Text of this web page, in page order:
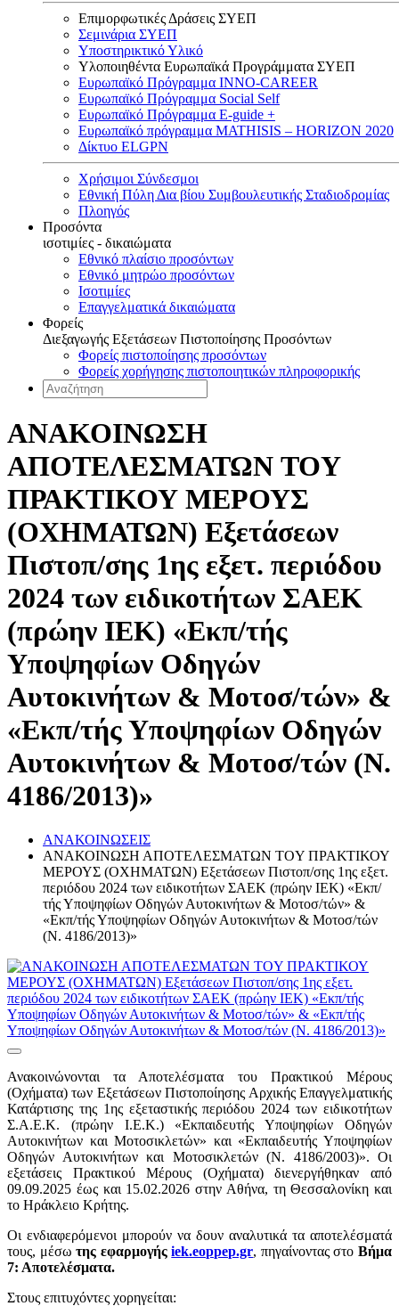
Επιμορφωτικές Δράσεις ΣΥΕΠ
Σεμινάρια ΣΥΕΠ
Υποστηρικτικό Υλικό
Υλοποιηθέντα Ευρωπαϊκά Προγράμματα ΣΥΕΠ
Ευρωπαϊκό Πρόγραμμα INNO-CAREER
Ευρωπαϊκό Πρόγραμμα Social Self
Ευρωπαϊκό Πρόγραμμα E-guide +
Ευρωπαϊκό πρόγραμμα MATHISIS – HORIZON 2020
Δίκτυο ELGPN
Χρήσιμοι Σύνδεσμοι
Εθνική Πύλη Δια βίου Συμβουλευτικής Σταδιοδρομίας
Πλοηγός
Προσόντα
ισοτιμίες - δικαιώματα
Εθνικό πλαίσιο προσόντων
Εθνικό μητρώο προσόντων
Ισοτιμίες
Επαγγελματικά δικαιώματα
Φορείς
Διεξαγωγής Εξετάσεων Πιστοποίησης Προσόντων
Φορείς πιστοποίησης προσόντων
Φορείς χορήγησης πιστοποιητικών πληροφορικής
ΑΝΑΚΟΙΝΩΣΗ
ΑΠΟΤΕΛΕΣΜΑΤΩΝ TOY
ΠΡΑΚΤΙΚΟΥ ΜΕΡΟΥΣ
(ΟΧΗΜΑΤΩΝ) Εξετάσεων
Πιστοπ/σης 1ης εξετ. περιόδου
2024 των ειδικοτήτων ΣΑΕΚ
(πρώην ΙΕΚ) «Εκπ/τής
Υποψηφίων Οδηγών
Αυτοκινήτων & Μοτοσ/τών» &
«Εκπ/τής Υποψηφίων Οδηγών
Αυτοκινήτων & Μοτοσ/τών (Ν.
4186/2013)»
ΑΝΑΚΟΙΝΩΣΕΙΣ
ΑΝΑΚΟΙΝΩΣΗ ΑΠΟΤΕΛΕΣΜΑΤΩΝ TOY ΠΡΑΚΤΙΚΟΥ
ΜΕΡΟΥΣ (ΟΧΗΜΑΤΩΝ) Εξετάσεων Πιστοπ/σης 1ης εξετ.
περιόδου 2024 των ειδικοτήτων ΣΑΕΚ (πρώην ΙΕΚ) «Εκπ/
τής Υποψηφίων Οδηγών Αυτοκινήτων & Μοτοσ/τών» &
«Εκπ/τής Υποψηφίων Οδηγών Αυτοκινήτων & Μοτοσ/τών
(Ν. 4186/2013)»
Ανακοινώνονται τα Αποτελέσματα του Πρακτικού Μέρους
(Οχήματα) των Εξετάσεων Πιστοποίησης Αρχικής Επαγγελματικής
Κατάρτισης της 1ης εξεταστικής περιόδου 2024 των ειδικοτήτων
Σ.Α.Ε.Κ. (πρώην Ι.Ε.Κ.) «Εκπαιδευτής Υποψηφίων Οδηγών
Αυτοκινήτων και Μοτοσικλετών» και «Εκπαιδευτής Υποψηφίων
Οδηγών Αυτοκινήτων και Μοτοσικλετών (Ν. 4186/2003)». Οι
εξετάσεις Πρακτικού Μέρους (Οχήματα) διενεργήθηκαν από
09.09.2025 έως και 15.02.2026 στην Αθήνα, τη Θεσσαλονίκη και
το Ηράκλειο Κρήτης.
Οι ενδιαφερόμενοι μπορούν να δουν αναλυτικά τα αποτελέσματά
τους, μέσωτης εφαρμογήςiek.eoppep.gr, πηγαίνοντας στοΒήμα
7: Αποτελέσματα.
Στους επιτυχόντες χορηγείται: